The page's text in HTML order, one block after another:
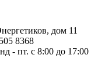
дом 11
8368
- пт. с 8:00 до 17:00